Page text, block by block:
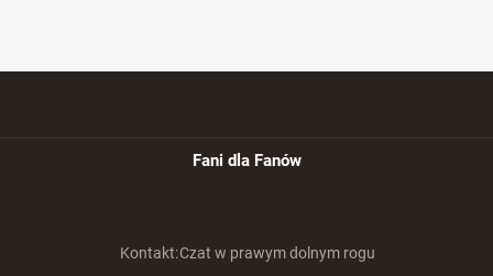
Fani dla Fanów
Kontakt:Czat w prawym dolnym rogu